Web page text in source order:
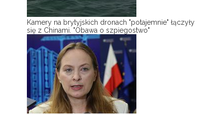
Kamery na brytyjskich dronach "potajemnie" łączyły
się z Chinami. "Obawa o szpiegostwo"